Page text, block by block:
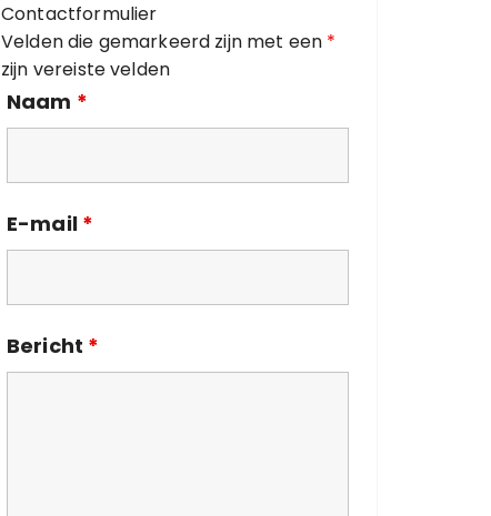
e
ë
n
Contactformulier
Velden die gemarkeerd zijn met een *
zijn vereiste velden
Naam *
E-mail *
Bericht *